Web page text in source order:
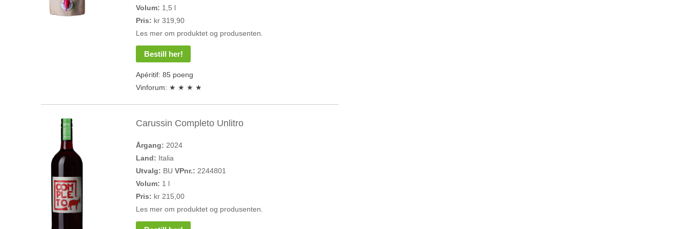
Volum: 1,5 l
Pris: kr 319,90
Les mer om produktet og produsenten.
Bestill her!
Apéritif: 85 poeng
Vinforum: ★ ★ ★ ★
Carussin Completo Unlitro
Årgang: 2024
Land: Italia
Utvalg: BUVPnr.: 2244801
Volum: 1 l
Pris: kr 215,00
Les mer om produktet og produsenten.